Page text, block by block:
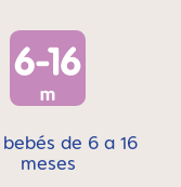
de 6 a 16
meses